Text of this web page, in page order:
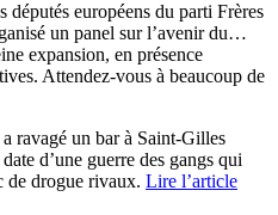
députés européens du parti Frères
un panel sur l’avenir du…
expansion, en présence
Attendez-vous à beaucoup de
ravagé un bar à Saint-Gilles
d’une guerre des gangs qui
de drogue rivaux. Lire l’article